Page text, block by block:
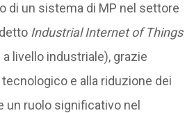
di un sistema di MP nel settore
Industrial Internet of Things
livello industriale), grazie
e alla riduzione dei
un ruolo significativo nel